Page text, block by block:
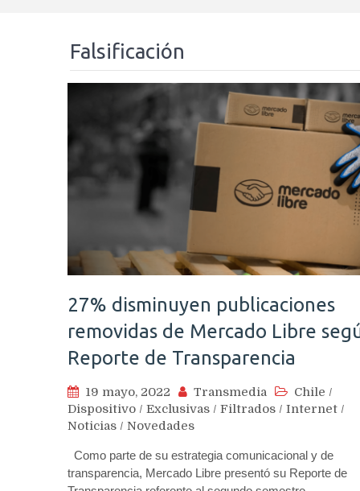
Falsificación
27% disminuyen publicaciones
removidas de Mercado Libre
Reporte de Transparencia
19 mayo, 2022 Transmedia Chile /
Dispositivo / Exclusivas / Filtrados / Internet /
Noticias / Novedades
Como parte de su estrategia comunicacional y de
transparencia, Mercado Libre presentó su Reporte de